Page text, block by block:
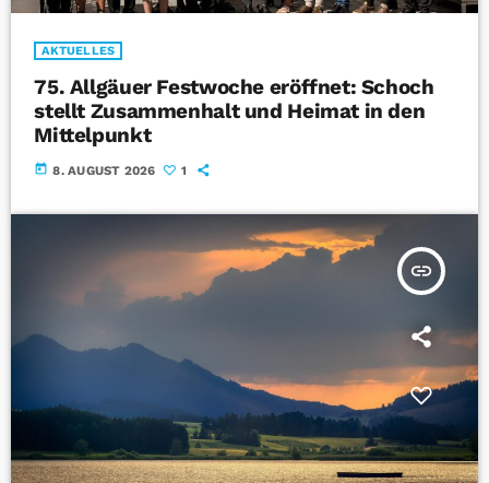
AKTUELLES
75. Allgäuer Festwoche eröffnet: Schoch
stellt Zusammenhalt und Heimat in den
Mittelpunkt
today 8. AUGUST 2026 1
insert_link